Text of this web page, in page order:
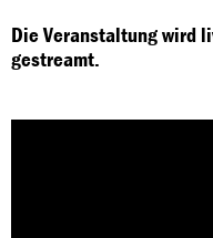
Die Veranstaltung wird
gestreamt.